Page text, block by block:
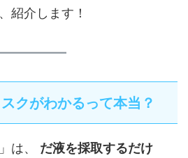
紹介します！
クがわかるって本当？
は、 だ液を採取するだけ